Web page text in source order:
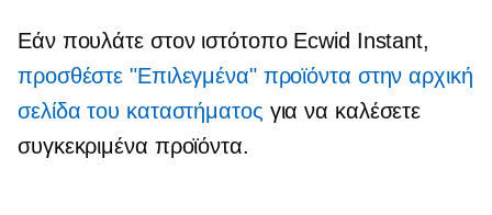
Εάν πουλάτε στον ιστότοπο Ecwid Instant,
προσθέστε "Επιλεγμένα" προϊόντα στην αρχική
σελίδα του καταστήματος για να καλέσετε
συγκεκριμένα προϊόντα.